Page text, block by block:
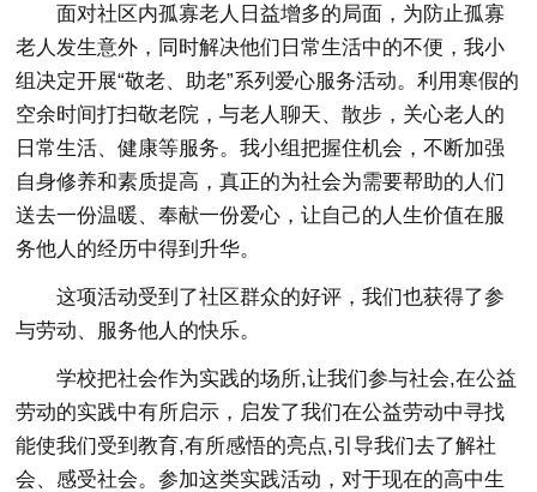
面对社区内孤寡老人日益增多的局面，为防止孤寡
老人发生意外，同时解决他们日常生活中的不便，我小
组决定开展“敬老、助老”系列爱心服务活动。利用寒假的
空余时间打扫敬老院，与老人聊天、散步，关心老人的
日常生活、健康等服务。我小组把握住机会，不断加强
自身修养和素质提高，真正的为社会为需要帮助的人们
送去一份温暖、奉献一份爱心，让自己的人生价值在服
务他人的经历中得到升华。
这项活动受到了社区群众的好评，我们也获得了参
与劳动、服务他人的快乐。
学校把社会作为实践的场所,让我们参与社会,在公益
劳动的实践中有所启示，启发了我们在公益劳动中寻找
能使我们受到教育,有所感悟的亮点,引导我们去了解社
会、感受社会。参加这类实践活动，对于现在的高中生